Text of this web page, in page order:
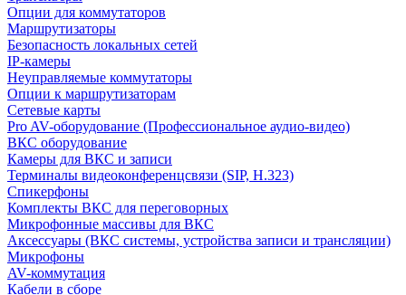
Опции для коммутаторов
Маршрутизаторы
Безопасность локальных сетей
IP-камеры
Неуправляемые коммутаторы
Опции к маршрутизаторам
Сетевые карты
Pro AV-оборудование (Профессиональное аудио-видео)
ВКС оборудование
Камеры для ВКС и записи
Терминалы видеоконференцсвязи (SIP, H.323)
Спикерфоны
Комплекты ВКС для переговорных
Микрофонные массивы для ВКС
Аксессуары (ВКС системы, устройства записи и трансляции)
Микрофоны
AV-коммутация
Кабели в сборе